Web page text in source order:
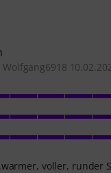
Wolfgang6918
voller, runder